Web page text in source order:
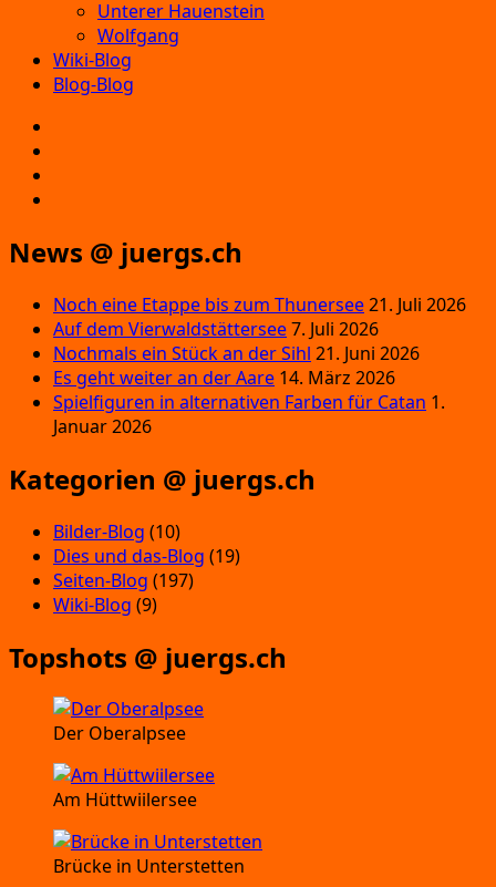
Unterer Hauenstein
Wolfgang
Wiki-Blog
Blog-Blog
News @ juergs.ch
Noch eine Etappe bis zum Thunersee21. Juli 2026
Auf dem Vierwaldstättersee7. Juli 2026
Nochmals ein Stück an der Sihl 21. Juni 2026
Es geht weiter an der Aare 14. März 2026
Spielfiguren in alternativen Farben für Catan 1.
Januar 2026
Kategorien @ juergs.ch
Bilder-Blog (10)
Dies und das-Blog (19)
Seiten-Blog (197)
Wiki-Blog (9)
Topshots @ juergs.ch
Der Oberalpsee
Am Hüttwiilersee
Brücke in Unterstetten